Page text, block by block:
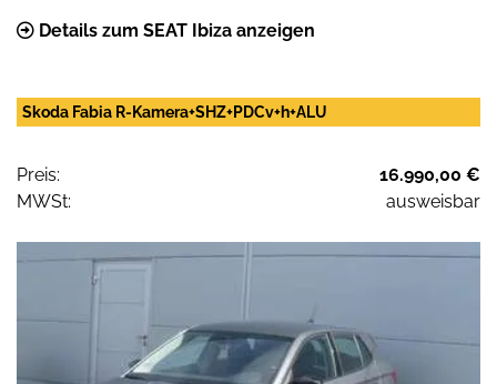
Details zum SEAT Ibiza anzeigen
Skoda Fabia R-Kamera+SHZ+PDCv+h+ALU
Preis:
16.990,00 €
MWSt:
ausweisbar